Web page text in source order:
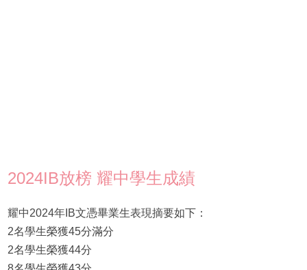
2024IB放榜 耀中學生成績
耀中2024年IB文憑畢業生表現摘要如下：
2名學生榮獲45分滿分
2名學生榮獲44分